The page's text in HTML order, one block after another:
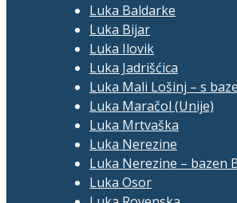
Luka Baldarke
Luka Bijar
Luka Ilovik
Luka Jadrišćica
Luka Mali Lošinj – s
Luka Maračol (Unije)
Luka Mrtvaška
Luka Nerezine
Luka Nerezine – bazen
Luka Osor